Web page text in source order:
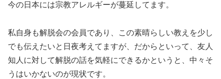
今の日本には宗教アレルギーが蔓延してます。
私自身も解脱会の会員であり、この素晴らしい教えを少し
でも伝えたいと日夜考えてますが、だからといって、友人
知人に対して解脱の話を気軽にできるかというと、中々そ
うはいかないのが現状です。